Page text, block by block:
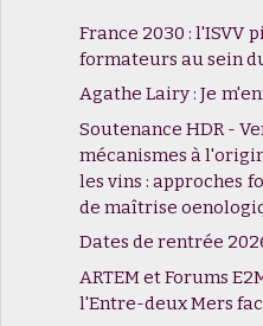
France 2030 : l'ISVV
formateurs au sein
Agathe Lairy : Je
Soutenance HDR -
mécanismes à
les vins : approches
de maîtrise
Dates de rentrée
ARTEM et Forums
l'Entre-deux Mers